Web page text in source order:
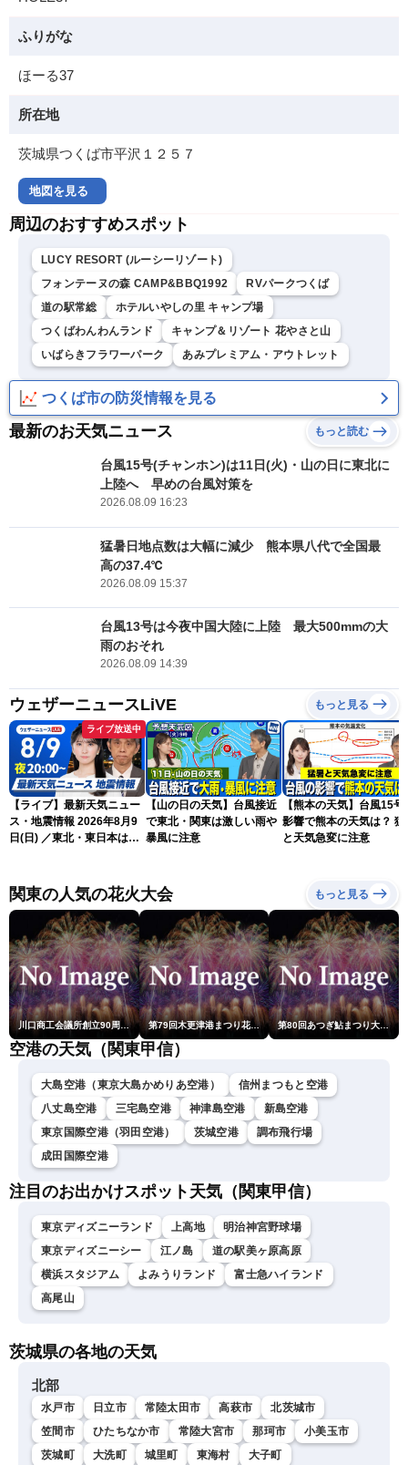
ふりがな
ほーる37
所在地
茨城県つくば市平沢１２５７
地図を見る
周辺のおすすめスポット
LUCY RESORT (ルーシーリゾート)
フォンテーヌの森 CAMP&BBQ1992
RVパークつくば
道の駅常総
ホテルいやしの里 キャンプ場
つくばわんわんランド
キャンプ＆リゾート 花やさと山
いばらきフラワーパーク
あみプレミアム・アウトレット
つくば市の防災情報を見る
最新のお天気ニュース もっと読む
台風15号(チャンホン)は11日(火)・山の日に東北に
上陸へ 早めの台風対策を
2026.08.09 16:23
猛暑日地点数は大幅に減少 熊本県八代で全国最
高の37.4℃
2026.08.09 15:37
台風13号は今夜中国大陸に上陸 最大500mmの大
雨のおそれ
2026.08.09 14:39
ウェザーニュースLiVE もっと見る
ライブ放送中
【ライブ】最新天気ニュー
ス・地震情報 2026年8月9
日(日) ／東北・東日本は急
衣／芳野達郎〉
【山の日の天気】台風接近
で東北・関東は激しい雨や
暴風に注意
【熊本の天気】台風15号
影響で熊本の天気は？ 猛
と天気急変に注意
関東の人気の花火大会 もっと見る
川口商工会議所創立90周年・青年部40周年・女性会30周年記念 第6回川口花火大会 第79回木更津港まつり花火大会 第80回あつぎ鮎まつり大花火大会
空港の天気（関東甲信）
大島空港（東京大島かめりあ空港）
信州まつもと空港
八丈島空港
三宅島空港 神津島空港
新島空港
東京国際空港（羽田空港）
茨城空港
調布飛行場
成田国際空港
注目のお出かけスポット天気（関東甲信）
東京ディズニーランド 上高地
明治神宮野球場
東京ディズニーシー
江ノ島
道の駅美ヶ原高原
横浜スタジアム
よみうりランド
富士急ハイランド
高尾山
茨城県の各地の天気
北部
水戸市 日立市 常陸太田市 高萩市
北茨城市
笠間市
ひたちなか市 常陸大宮市 那珂市
小美玉市
茨城町
大洗町 城里町 東海村 大子町